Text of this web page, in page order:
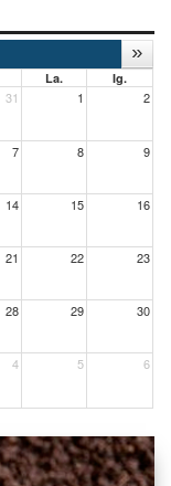
La. Ig.
31 1 2
7 8 9
14 15 16
21 22 23
28 29 30
4 5 6